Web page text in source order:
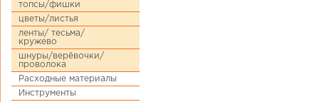
топсы/фишки
цветы/листья
ленты/ тесьма/
кружево
шнуры/верёвочки/
проволока
Расходные материалы
Инструменты